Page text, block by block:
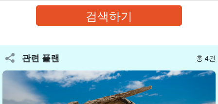
2곳의 촬영 장소로 안내하여 다양한 풍경과 스타일의 사진을 제공합
람들 앞에서 촬영하는 것이 부끄러우신 분들도 안심하고 촬영하실
수 있습니다. (원하시는 분들께는 해변 촬영 전준비 장면 촬영도 무
료로 안내(☆)
관련 플랜 총 4건